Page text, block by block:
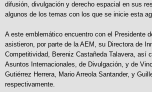
difusión, divulgación y derecho espacial en sus
algunos de los temas con los que se inicie esta
A este emblemático encuentro con el Presidente
asistieron, por parte de la AEM, su Directora de
Competitividad, Bereniz Castañeda Talavera, así
Asuntos Internacionales, de Divulgación, y de
Gutiérrez Herrera, Mario Arreola Santander, y
respectivamente.